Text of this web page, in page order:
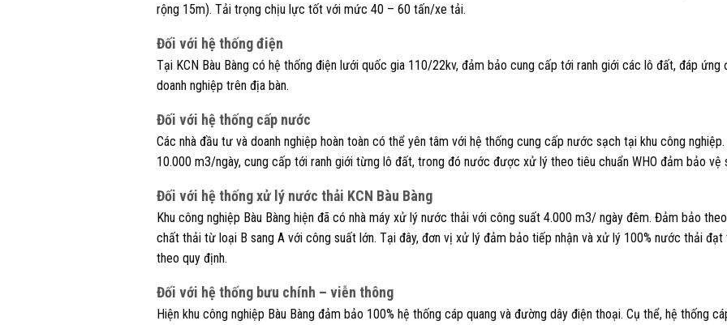
rộng 15m). Tải trọng chịu lực tốt với mức 40 – 60 tấn/xe tải.
Đối với hệ thống điện
Tại KCN Bàu Bàng có hệ thống điện lưới quốc gia 110/22kv, đảm bảo cung cấp tới ranh giới các lô đất, đáp
doanh nghiệp trên địa bàn.
Đối với hệ thống cấp nước
Các nhà đầu tư và doanh nghiệp hoàn toàn có thể yên tâm với hệ thống cung cấp nước sạch tại khu công
10.000 m3/ngày, cung cấp tới ranh giới từng lô đất, trong đó nước được xử lý theo tiêu chuẩn WHO đảm bảo vệ
Đối với hệ thống xử lý nước thải KCN Bàu Bàng
Khu công nghiệp Bàu Bàng hiện đã có nhà máy xử lý nước thải với công suất 4.000 m3/ ngày đêm. Đảm bảo
chất thải từ loại B sang A với công suất lớn. Tại đây, đơn vị xử lý đảm bảo tiếp nhận và xử lý 100% nước thải
theo quy định.
Đối với hệ thống bưu chính – viễn thông
Hiện khu công nghiệp Bàu Bàng đảm bảo 100% hệ thống cáp quang và đường dây điện thoại. Cụ thể, hệ thống